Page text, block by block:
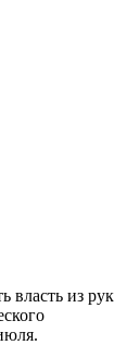
власть из рук